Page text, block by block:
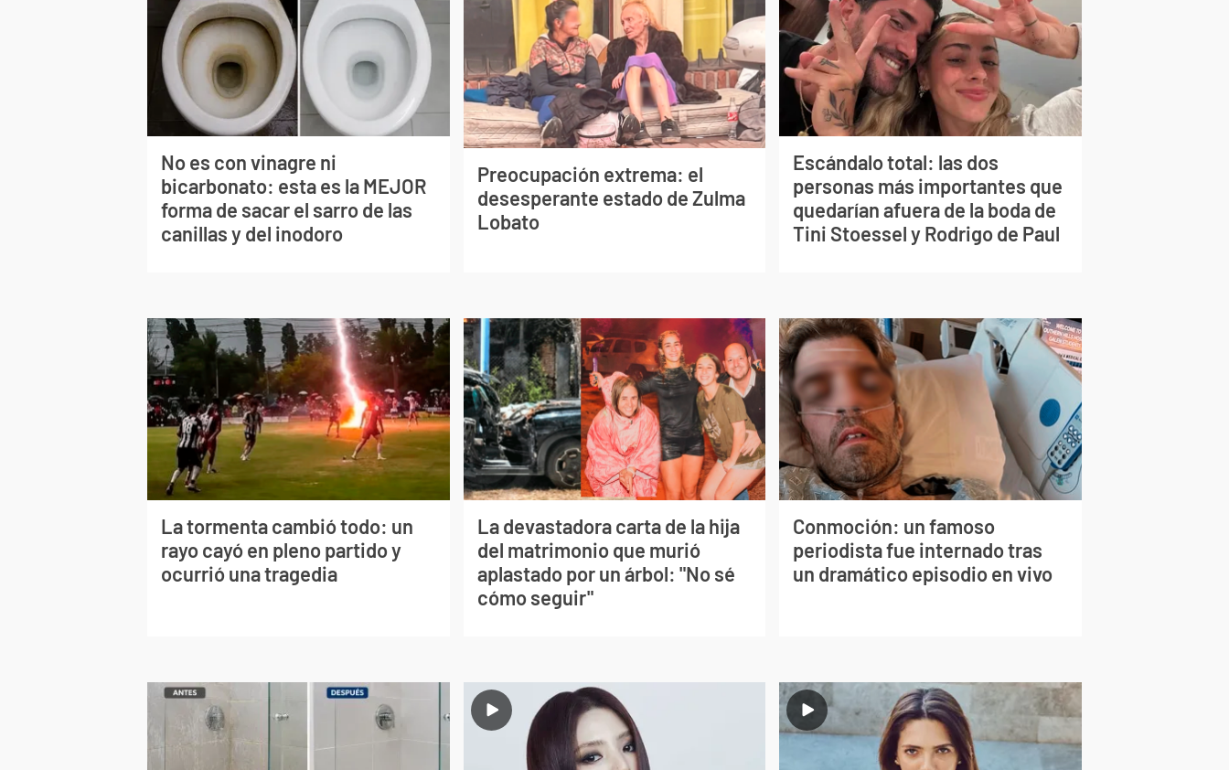
No es con vinagre ni
bicarbonato: esta es la MEJOR
forma de sacar el sarro de las
canillas y del inodoro
Preocupación extrema: el
desesperante estado de Zulma
Lobato
Escándalo total: las dos
personas más importantes que
quedarían afuera de la boda de
Tini Stoessel y Rodrigo de Paul
La tormenta cambió todo: un
rayo cayó en pleno partido y
ocurrió una tragedia
La devastadora carta de la hija
del matrimonio que murió
aplastado por un árbol: "No sé
cómo seguir"
Conmoción: un famoso
periodista fue internado tras
un dramático episodio en vivo